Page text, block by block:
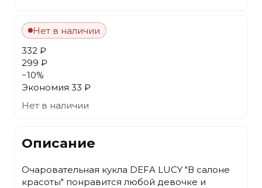
Нет в наличии
332 ₽
299 ₽
−10%
Экономия 33 ₽
Нет в наличии
Описание
Очаровательная кукла DEFA LUCY "В салоне
красоты" понравится любой девочке и